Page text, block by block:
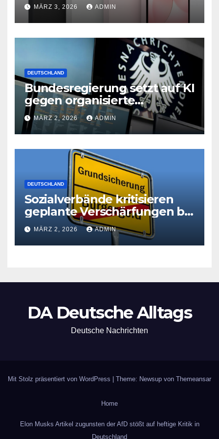
MÄRZ 3, 2026 ADMIN
DEUTSCHLAND
Bundesregierung setzt auf KI
gegen organisierte
Kriminalität
MÄRZ 2, 2026 ADMIN
DEUTSCHLAND
Sozialverbände kritisieren
geplante Verschärfungen bei
der Grundsicherung
MÄRZ 2, 2026 ADMIN
DA Deutsche Alltags
Deutsche Nachrichten
Mit Stolz präsentiert von WordPress Theme: Newsup von Themeansar
Home
Elon Musks Artikel zugunsten der AfD stößt auf heftige Kritik in
Deutschland